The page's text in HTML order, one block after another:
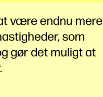
være endnu mere
som
gør det muligt at